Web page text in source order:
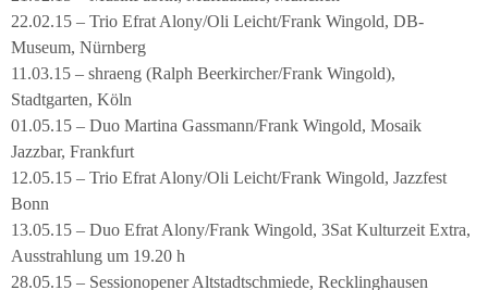
22.02.15 – Trio Efrat Alony/Oli Leicht/Frank Wingold, DB-
Museum, Nürnberg
11.03.15 – shraeng (Ralph Beerkircher/Frank Wingold),
Stadtgarten, Köln
01.05.15 – Duo Martina Gassmann/Frank Wingold, Mosaik
Jazzbar, Frankfurt
12.05.15 – Trio Efrat Alony/Oli Leicht/Frank Wingold, Jazzfest
Bonn
13.05.15 – Duo Efrat Alony/Frank Wingold, 3Sat Kulturzeit Extra,
Ausstrahlung um 19.20 h
28.05.15 – Sessionopener Altstadtschmiede, Recklinghausen